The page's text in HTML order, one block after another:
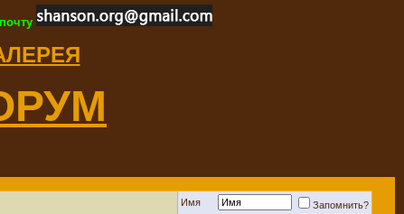
Имя
Запомнить?